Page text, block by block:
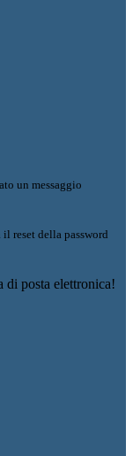
un messaggio
reset della password
di posta elettronica!